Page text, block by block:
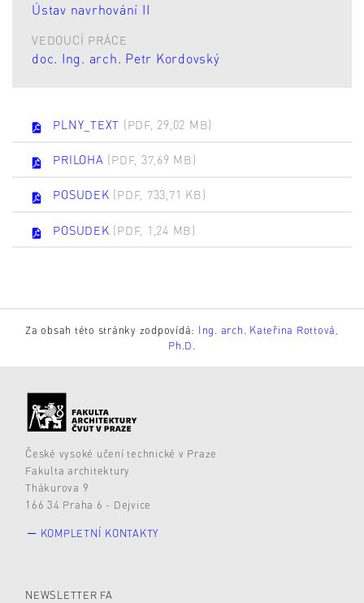
Ústav navrhování II
VEDOUCÍ PRÁCE
doc. Ing. arch. Petr Kordovský
PLNY_TEXT (PDF, 29,02 MB)
PRILOHA (PDF, 37,69 MB)
POSUDEK (PDF, 733,71 KB)
POSUDEK (PDF, 1,24 MB)
Za obsah této stránky zodpovídá: Ing. arch. Kateřina Rottová,
Ph.D.
České vysoké učení technické v Praze
Fakulta architektury
Thákurova 9
166 34 Praha 6 - Dejvice
KOMPLETNÍ KONTAKTY
NEWSLETTER FA